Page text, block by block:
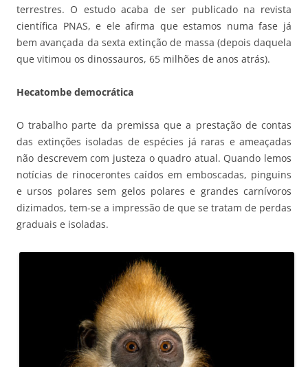
terrestres. O estudo acaba de ser publicado na revista
científica PNAS, e ele afirma que estamos numa fase já
bem avançada da sexta extinção de massa (depois daquela
que vitimou os dinossauros, 65 milhões de anos atrás).
Hecatombe democrática
O trabalho parte da premissa que a prestação de contas
das extinções isoladas de espécies já raras e ameaçadas
não descrevem com justeza o quadro atual. Quando lemos
notícias de rinocerontes caídos em emboscadas, pinguins
e ursos polares sem gelos polares e grandes carnívoros
dizimados, tem-se a impressão de que se tratam de perdas
graduais e isoladas.